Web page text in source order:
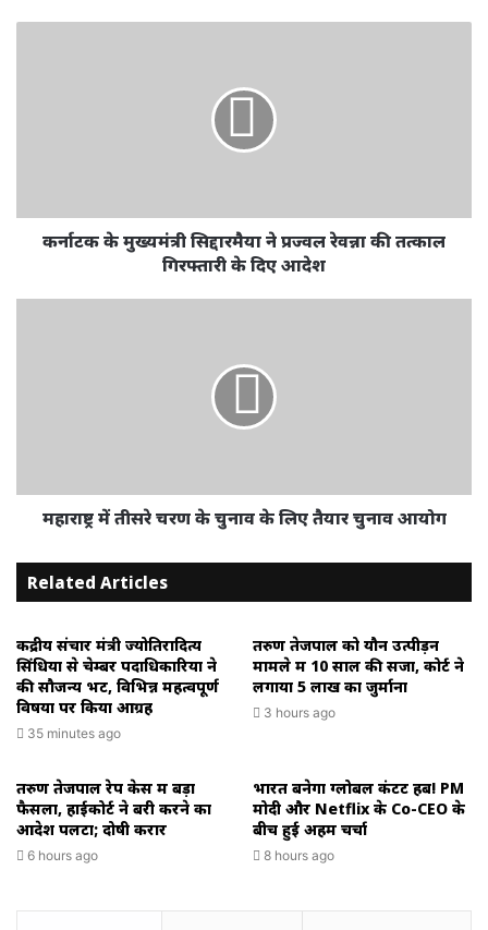
कर्नाटक के मुख्यमंत्री सिद्दारमैया ने प्रज्वल रेवन्ना की तत्काल
गिरफ्तारी के दिए आदेश
महाराष्ट्र में तीसरे चरण के चुनाव के लिए तैयार चुनाव आयोग
Related Articles
केंद्रीय संचार मंत्री ज्योतिरादित्य
सिंधिया से चेम्बर पदाधिकारियों ने
की सौजन्य भेंट, विभिन्न महत्वपूर्ण
विषयों पर किया आग्रह
35 minutes ago
तरुण तेजपाल को यौन उत्पीड़न
मामले में 10 साल की सजा, कोर्ट ने
लगाया ₹5 लाख का जुर्माना
3 hours ago
तरुण तेजपाल रेप केस में बड़ा
फैसला, हाईकोर्ट ने बरी करने का
आदेश पलटा; दोषी करार
6 hours ago
भारत बनेगा ग्लोबल कंटेंट हब! PM
मोदी और Netflix के Co-CEO के
बीच हुई अहम चर्चा
8 hours ago